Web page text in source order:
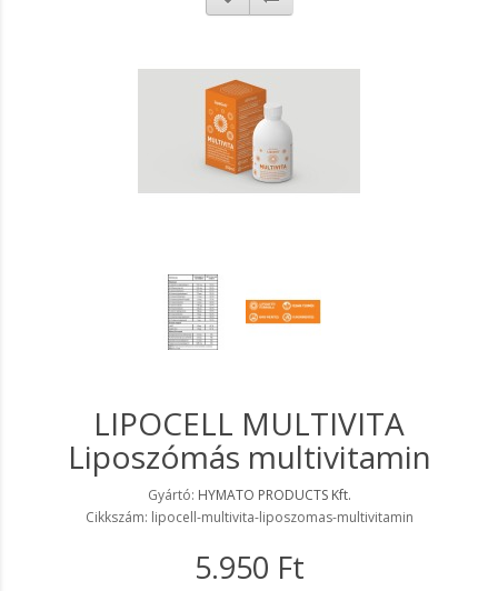
LIPOCELL MULTIVITA
Liposzómás multivitamin
Gyártó: HYMATO PRODUCTS Kft.
Cikkszám: lipocell-multivita-liposzomas-multivitamin
5.950 Ft